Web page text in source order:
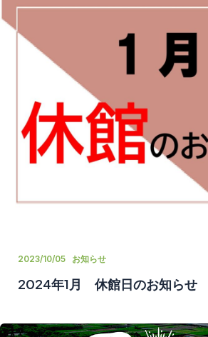
2023/10/05 お知らせ
2024年1月 休館日のお知らせ